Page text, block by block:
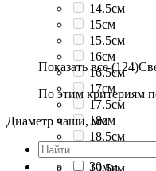
14.5см
15см
15.5см
16см
16.5см
17см
17.5см
18см
18.5см
19.5см
Показать все (124)
По этим критериям
Диаметр чаши, мм
30мм